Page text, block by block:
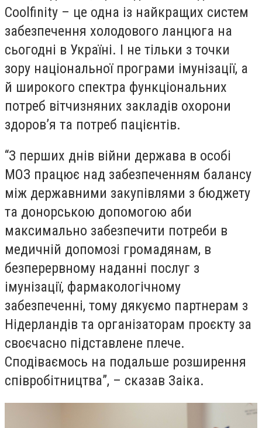
Coolfinity – це одна із найкращих систем
забезпечення холодового ланцюга на
сьогодні в Україні. І не тільки з точки
зору національної програми імунізації, а
й широкого спектра функціональних
потреб вітчизняних закладів охорони
здоровʼя та потреб пацієнтів.
“З перших днів війни держава в особі
МОЗ працює над забезпеченням балансу
між державними закупівлями з бюджету
та донорською допомогою аби
максимально забезпечити потреби в
медичній допомозі громадянам, в
безперервному наданні послуг з
імунізації, фармакологічному
забезпеченні, тому дякуємо партнерам з
Нідерландів та організаторам проєкту за
своєчасно підставлене плече.
Сподіваємось на подальше розширення
співробітництва”, – сказав Заіка.